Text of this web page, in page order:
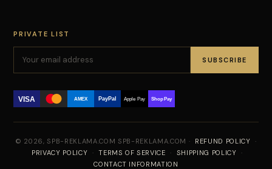
PRIVATE LIST
SUBSCRIBE
VISA AMEX PayPal Apple Pay Shop Pay
© 2026, SPB-REKLAMA.COM SPB-REKLAMA.COM · REFUND POLICY ·
PRIVACY POLICY · TERMS OF SERVICE · SHIPPING POLICY ·
CONTACT INFORMATION